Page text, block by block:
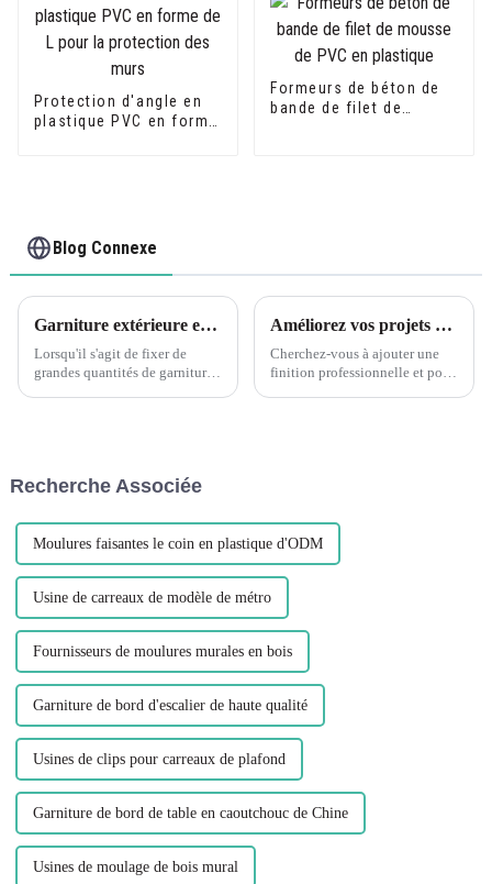
Protection d'angle en
plastique PVC en forme
Formeurs de béton de
bande de filet de
Blog Connexe
Garniture extérieure en PVC : assemblage de longues sériesC'est toujours une bonne idée d'ajuster à sec vos pièces pour voir si vous avez un bon ajustement avant d'appliquer de la colle ou des attaches.
Lorsqu'il s'agit de fixer de
grandes quantités de garnitures
L'installation préalable des
d'économiser...
Améliorez vos projets de carrelage avec les bordures de carrelage en PVC Leguwe
Cherchez-vous à ajouter une
finition professionnelle et polie
Recherche Associée
Moulures faisantes le coin en plastique d'ODM
Usine de carreaux de modèle de métro
Fournisseurs de moulures murales en bois
Garniture de bord d'escalier de haute qualité
Usines de clips pour carreaux de plafond
Garniture de bord de table en caoutchouc de Chine
Usines de moulage de bois mural